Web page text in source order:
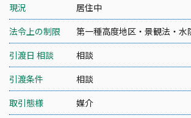
現況
居住中
法令上の制限
第一種高度地区・景観法・水
引渡日 相談
相談
引渡条件
相談
取引態様
媒介